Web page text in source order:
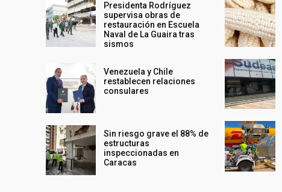
Presidenta Rodríguez
supervisa obras de
restauración en Escuela
Naval de La Guaira tras
sismos
Venezuela y Chile
restablecen relaciones
consulares
Sin riesgo grave el 88% de
estructuras
inspeccionadas en
Caracas